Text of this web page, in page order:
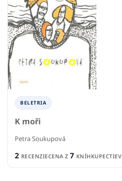
BELETRIA
K moři
Petra Soukupová
2 RECENZIECENA Z 7 KNÍHKUPECTIEV